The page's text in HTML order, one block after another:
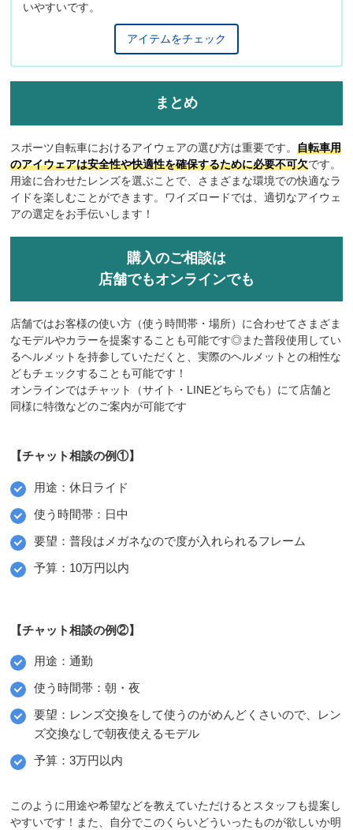
いやすいです。
アイテムをチェック
まとめ
スポーツ自転車におけるアイウェアの選び方は重要です。自転車用
のアイウェアは安全性や快適性を確保するために必要不可欠です。
用途に合わせたレンズを選ぶことで、さまざまな環境での快適なラ
イドを楽しむことができます。ワイズロードでは、適切なアイウェ
アの選定をお手伝いします！
購入のご相談は
店舗でもオンラインでも
店舗ではお客様の使い方（使う時間帯・場所）に合わせてさまざま
なモデルやカラーを提案することも可能です◎また普段使用してい
るヘルメットを持参していただくと、実際のヘルメットとの相性な
どもチェックすることも可能です！
オンラインではチャット（サイト・LINEどちらでも）にて店舗と
同様に特徴などのご案内が可能です
【チャット相談の例①】
用途：休日ライド
使う時間帯：日中
要望：普段はメガネなので度が入れられるフレーム
予算：10万円以内
【チャット相談の例②】
用途：通勤
使う時間帯：朝・夜
要望：レンズ交換をして使うのがめんどくさいので、レン
ズ交換なしで朝夜使えるモデル
予算：3万円以内
このように用途や希望などを教えていただけるとスタッフも提案し
やすいです！また、自分でこのくらいどういったものが欲しいか明